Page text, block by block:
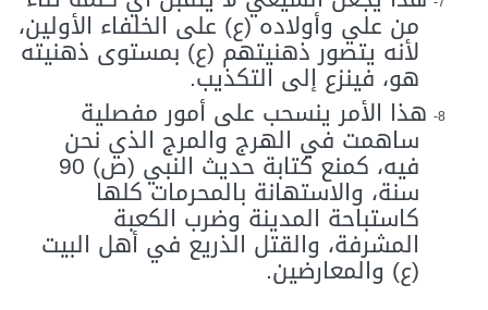
من علي وأولاده (ع) على الخلفاء الأولين،
لأنه يتصور ذهنيتهم (ع) بمستوى ذهنيته
هو، فينزع إلى التكذيب.
8- هذا الأمر ينسحب على أمور مفصلية
ساهمت في الهرج والمرج الذي نحن
فيه، كمنع كتابة حديث النبي (ص) 90
سنة، والاستهانة بالمحرمات كلها
كاستباحة المدينة وضرب الكعبة
المشرفة، والقتل الذريع في أهل البيت
(ع) والمعارضين.